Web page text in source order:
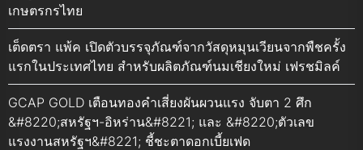
เกษตรกรไทย
เต็ดตรา แพ้ค เปิดตัวบรรจุภัณฑ์จากวัสดุหมุนเวียนจากพืชครั้ง
แรกในประเทศไทย สำหรับผลิตภัณฑ์นมเชียงใหม่ เฟรชมิลค์
GCAP GOLD เตือนทองคำเสี่ยงผันผวนแรง จับตา 2 ศึก
&#8220;สหรัฐฯ-อิหร่าน&#8221; และ &#8220;ตัวเลข
แรงงานสหรัฐฯ&#8221; ชี้ชะตาดอกเบี้ยเฟด